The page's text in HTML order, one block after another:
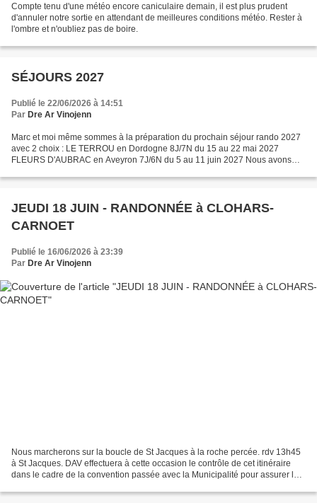
Compte tenu d'une météo encore caniculaire demain, il est plus prudent
d'annuler notre sortie en attendant de meilleures conditions météo. Rester à
l'ombre et n'oubliez pas de boire.
SÉJOURS 2027
Publié le 22/06/2026 à 14:51
Par Dre Ar Vinojenn
Marc et moi même sommes à la préparation du prochain séjour rando 2027
avec 2 choix : LE TERROU en Dordogne 8J/7N du 15 au 22 mai 2027
FLEURS D'AUBRAC en Aveyron 7J/6N du 5 au 11 juin 2027 Nous avons
JEUDI 18 JUIN - RANDONNÉE à CLOHARS-
CARNOET
Publié le 16/06/2026 à 23:39
Par Dre Ar Vinojenn
Nous marcherons sur la boucle de St Jacques à la roche percée. rdv 13h45
à St Jacques. DAV effectuera à cette occasion le contrôle de cet itinéraire
dans le cadre de la convention passée avec la Municipalité pour assurer le